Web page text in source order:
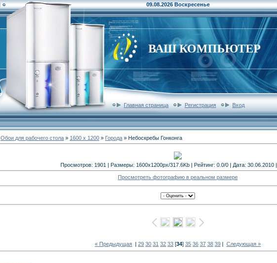
09.08.2026 Воскресенье
ВАШ КОМПЬЮТЕР
Главная страница Регистрация Вход
Обои для рабочего стола » 1600 x 1200 » Города » Небоскребы Гонконга
Просмотров: 1901 | Размеры: 1600x1200px/317.6Kb | Рейтинг: 0.0/0 | Дата: 30.06.2010 |
Просмотреть фотографию в реальном размере
« Предыдущая | 29 30 31 32 33 [34] 35 36 37 38 39 | Следующая »